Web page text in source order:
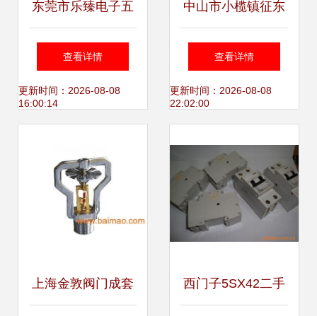
东莞市乐臻电子五
金——专业自行车
轻触开关产品全览
查看详情
更新时间：2026-08-08
16:00:14
中山市小榄镇征东
五金厂 自行车及其
他电子五金件产品
查看详情
更新时间：2026-08-08
22:02:00
上海金敦阀门成套 西门子5SX42二手